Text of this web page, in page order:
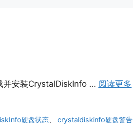
并安装CrystalDiskInfo … 阅读更多
硬盘状态 、crystaldiskinfo硬盘警告